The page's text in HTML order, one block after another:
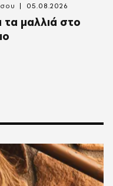
τα μαλλιά στο
05.08.2026